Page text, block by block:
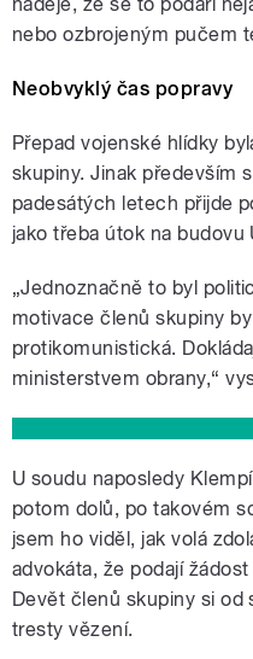
nebo ozbrojeným pučem
Neobvyklý čas popravy
Přepad vojenské hlídky
skupiny. Jinak především
padesátých letech přijde
jako třeba útok na budovu
„Jednoznačně to byl
motivace členů skupiny
protikomunistická.
ministerstvem obrany,“
U soudu naposledy
potom dolů, po takovém
jsem ho viděl, jak volá
advokáta, že podají
Devět členů skupiny si od
tresty vězení.